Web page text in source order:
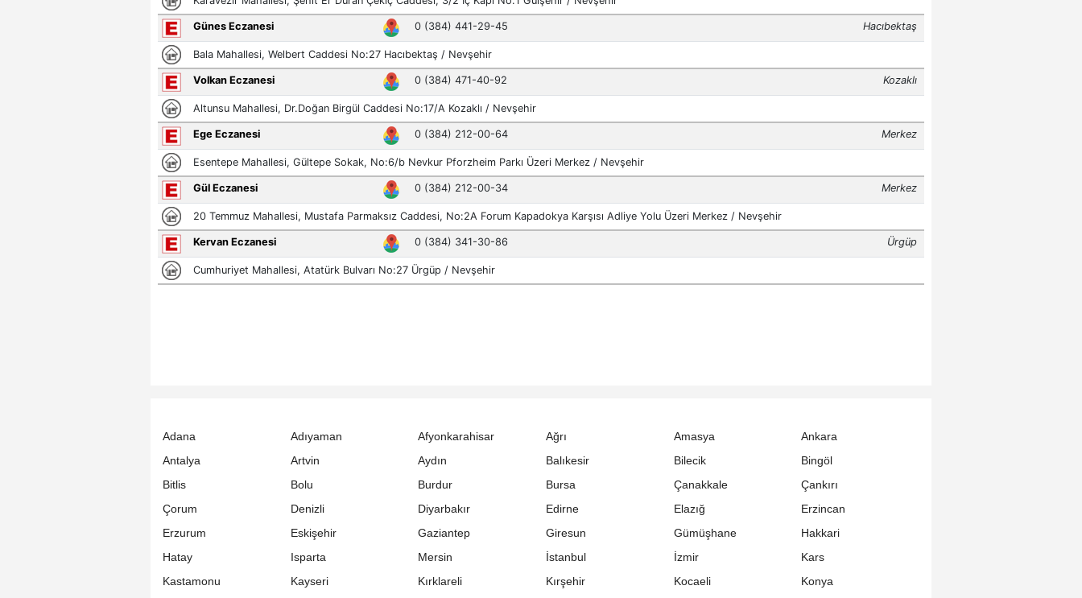
Adana Adıyaman Afyonkarahisar Ağrı Amasya
Ankara
Antalya
Artvin Aydın Balıkesir Bilecik
Bingöl
Bitlis
Bolu Burdur Bursa Çanakkale
Çankırı
Çorum
Denizli Diyarbakır Edirne Elazığ
Erzincan
Erzurum
Eskişehir Gaziantep Giresun Gümüşhane
Hakkari
Hatay
Isparta Mersin İstanbul İzmir
Kars
Kastamonu
Kayseri Kırklareli Kırşehir Kocaeli
Konya